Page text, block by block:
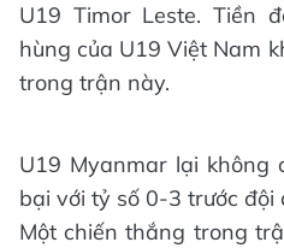
U19 Timor Leste. Tiền
hùng của U19 Việt Nam
trong trận này.
U19 Myanmar lại không
bại với tỷ số 0-3 trước đội
Một chiến thắng trong